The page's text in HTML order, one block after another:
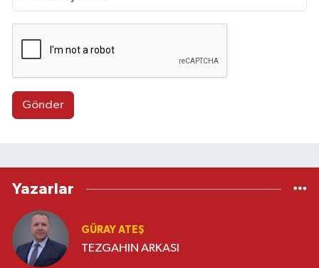
Gönder
Yazarlar
GÜRAY ATEŞ
TEZGAHIN ARKASI